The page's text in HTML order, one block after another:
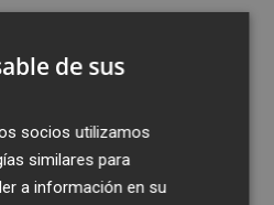
de sus
socios utilizamos
similares para
a información en su